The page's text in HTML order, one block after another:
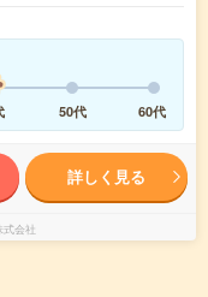
50代 60代
詳しく見る
会社